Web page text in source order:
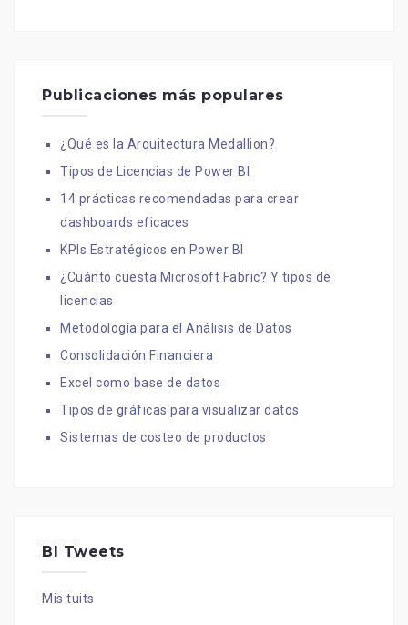
Publicaciones más populares
¿Qué es la Arquitectura Medallion?
Tipos de Licencias de Power BI
14 prácticas recomendadas para crear
dashboards eficaces
KPIs Estratégicos en Power BI
¿Cuánto cuesta Microsoft Fabric? Y tipos de
licencias
Metodología para el Análisis de Datos
Consolidación Financiera
Excel como base de datos
Tipos de gráficas para visualizar datos
Sistemas de costeo de productos
BI Tweets
Mis tuits